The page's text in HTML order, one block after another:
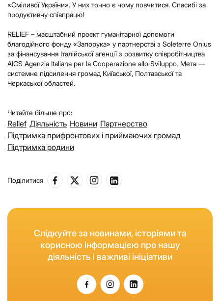
«Сміливої України». У них точно є чому повчитися. Спасибі за
продуктивну співпрацю!
RELIEF – масштабний проєкт гуманітарної допомоги
благодійного фонду «Запорука» у партнерстві з Soleterre Onlus
за фінансування Італійської агенції з розвитку співробітництва
AICS Agenzia Italiana per la Cooperazione allo Sviluppo. Мета —
системне підсилення громад Київської, Полтавської та
Черкаської областей.
Читайте більше про:
Relief Діяльність Новини Партнерство
Підтримка прифронтових і приймаючих громад
Підтримка родини
Поділитися
Слідкуйте за новинами, історіями та
корисною інформацією про нашу
діяльність і важливі ініціативи